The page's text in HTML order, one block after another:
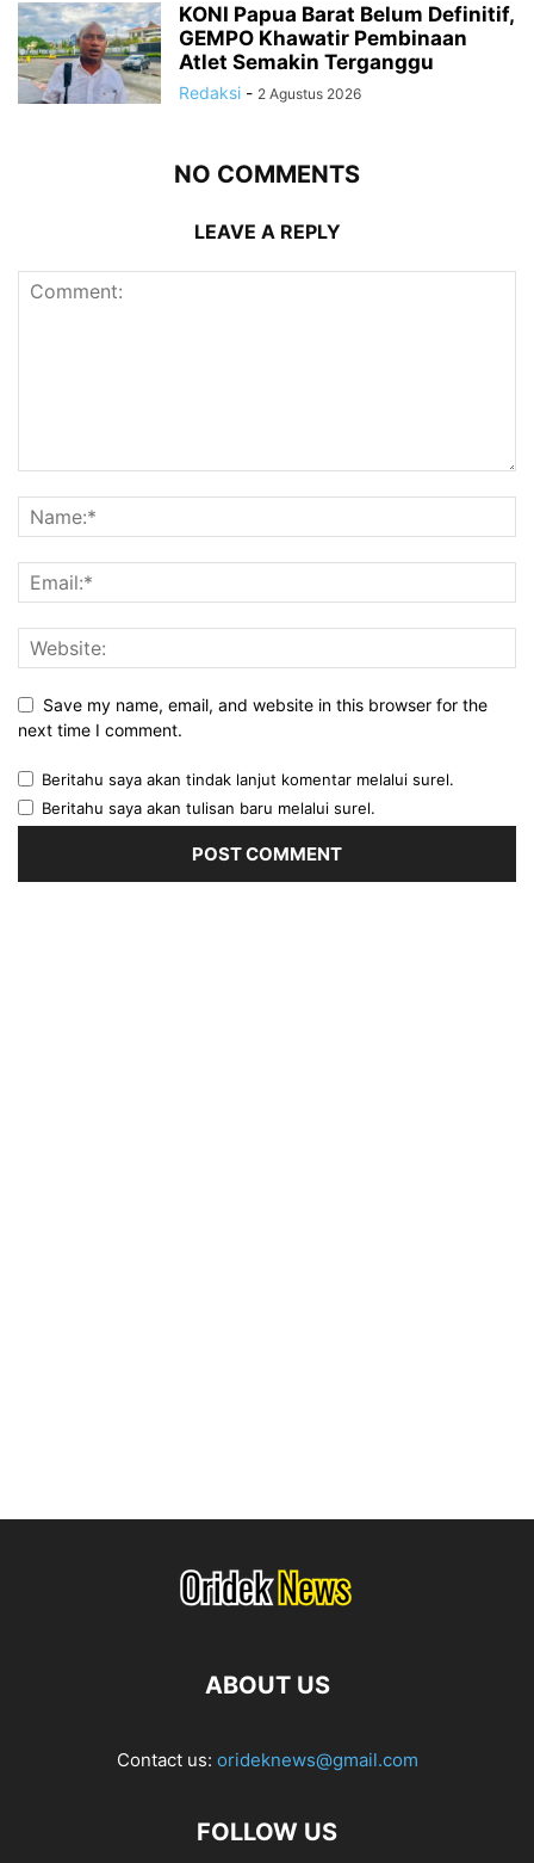
KONI Papua Barat Belum Definitif,
GEMPO Khawatir Pembinaan
Atlet Semakin Terganggu
Redaksi - 2 Agustus 2026
NO COMMENTS
LEAVE A REPLY
Save my name, email, and website in this browser for the
next time I comment.
Beritahu saya akan tindak lanjut komentar melalui surel.
Beritahu saya akan tulisan baru melalui surel.
ABOUT US
Contact us: orideknews@gmail.com
FOLLOW US